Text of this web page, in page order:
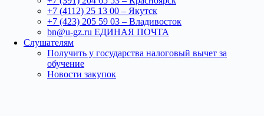
+7 (4112) 25 13 00 – Якутск
+7 (423) 205 59 03 – Владивосток
bn@u-gz.ru ЕДИНАЯ ПОЧТА
Слушателям
Получить у государства налоговый вычет за
обучение
Новости закупок